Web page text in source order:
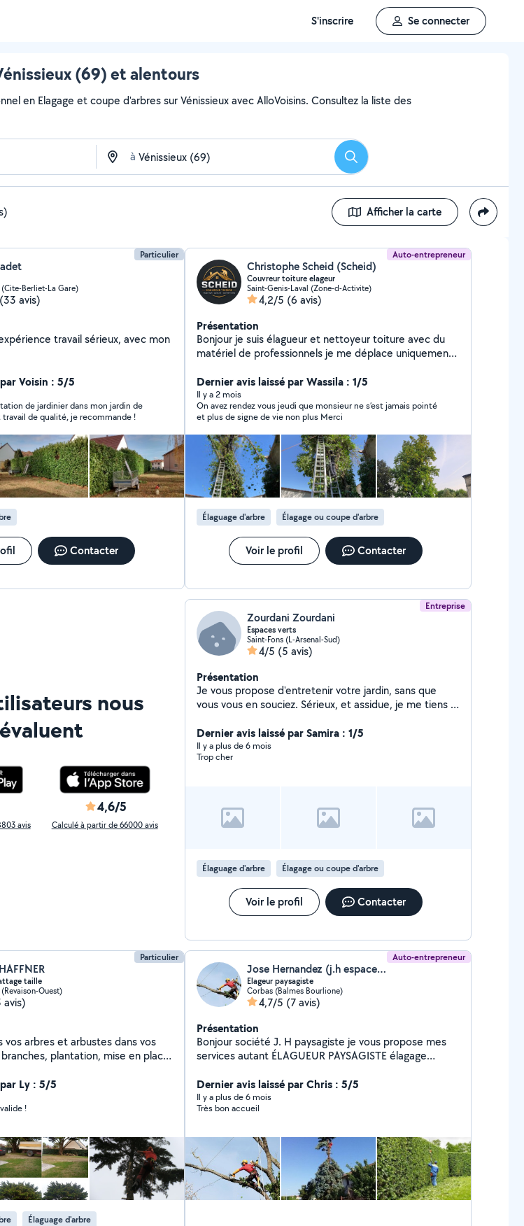
S'inscrire Se connecter
(69) et alentours
en Elagage et coupe d'arbres sur Vénissieux avec AlloVoisins. Consultez la liste des
à Rechercher
Afficher la carte
Particulier
(Cite-Berliet-La Gare)
(33 avis)
travail sérieux, avec mon
Voisin : 5/5
de jardinier dans mon jardin de
de qualité, je recommande !
Contacter
Auto-entrepreneur
Christophe Scheid (Scheid)
Couvreur toiture elageur
Saint-Genis-Laval (Zone-d-Activite)
4,2/5 (6 avis)
Présentation
Bonjour je suis élagueur et nettoyeur toiture avec du
matériel de professionnels je me déplace uniquement.
Avignon.montelimar.orange. Je suis rapide et efficace
Dernier avis laissé par Wassila : 1/5
Il y a 2 mois
On avez rendez vous jeudi que monsieur ne s’est jamais pointé
et plus de signe de vie non plus Merci
Élaguage d'arbre Élagage ou coupe d'arbre
Voir le profil Contacter
nous
évaluent
avis
4,6/5
Calculé à partir de 66000 avis
Entreprise
Zourdani Zourdani
Espaces verts
Saint-Fons (L-Arsenal-Sud)
4/5 (5 avis)
Présentation
Je vous propose d'entretenir votre jardin, sans que
vous vous en souciez. Sérieux, et assidue, je me tiens à
besoins. - Tonte de votre pelouse - Taille de vos haies
dans le respect des saisons - Entretien quotidien ou
ponctuel - Divers travaux de jardinage Désherbage,
Dernier avis laissé par Samira : 1/5
Il y a plus de 6 mois
Trop cher
Élaguage d'arbre Élagage ou coupe d'arbre
Voir le profil Contacter
Particulier
taille
Ouest)
avis)
vos arbres et arbustes dans vos
plantation, mise en place
Ly : 5/5
!
Élaguage d'arbre
Auto-entrepreneur
Jose Hernandez (j.h espace vert)
Elageur paysagiste
Corbas (Balmes Bourlione)
4,7/5 (7 avis)
Présentation
Bonjour société J. H paysagiste je vous propose mes
services autant ÉLAGUEUR PAYSAGISTE élagage
arbustes Enlèvement nid chenilles Entretiens parc et
jardinspose pelouse synthétique ect Multiservices
Nettoyage haute pression Pose de bennes vlDEVIS
Dernier avis laissé par Chris : 5/5
Il y a plus de 6 mois
Très bon accueil